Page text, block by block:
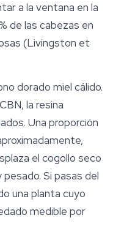
a la ventana en la
de las cabezas en
(Livingston et
dorado miel cálido.
la resina
Una proporción
el cogollo seco
Si pasas del
una planta cuyo
medible por